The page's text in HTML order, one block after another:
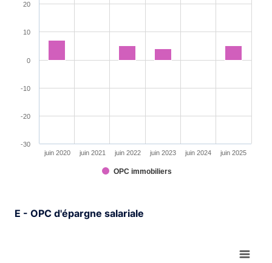
The chart has 1 X axis displaying XAxis.
OPC immobiliers
juin 2020 juin 2021 juin 2022 juin 2023 juin 2024 juin 2025
-30
-20
-10
0
10
20
E - OPC d'épargne salariale